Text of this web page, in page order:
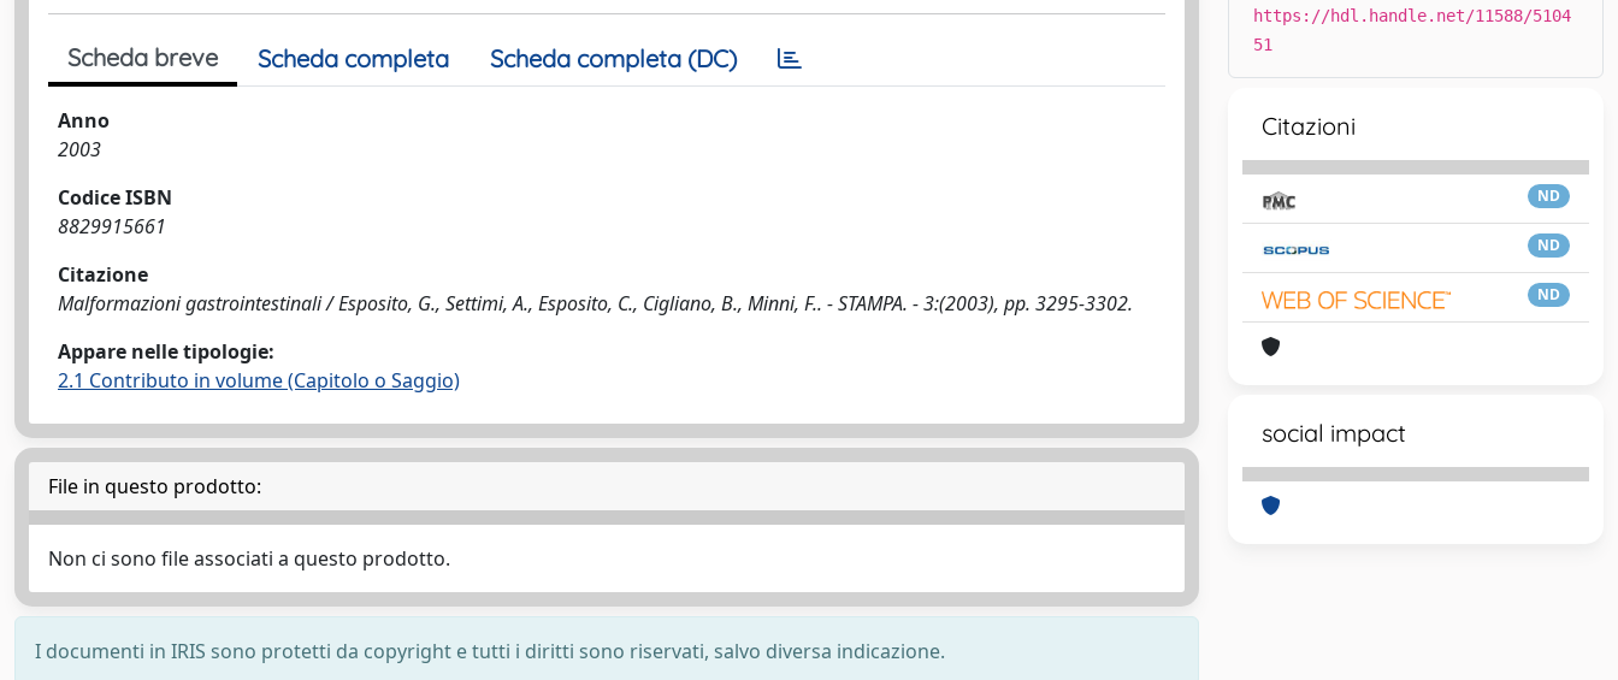
Scheda breve Scheda completa Scheda completa (DC)
Anno
2003
Codice ISBN
8829915661
Citazione
Malformazioni gastrointestinali / Esposito, G., Settimi, A., Esposito, C., Cigliano, B., Minni, F.. - STAMPA. - 3:(2003), pp. 3295-3302.
Appare nelle tipologie:
2.1 Contributo in volume (Capitolo o Saggio)
File in questo prodotto:
Non ci sono file associati a questo prodotto.
I documenti in IRIS sono protetti da copyright e tutti i diritti sono riservati, salvo diversa indicazione.
https://hdl.handle.net/11588/5104
51
Citazioni
ND
ND
ND
social impact